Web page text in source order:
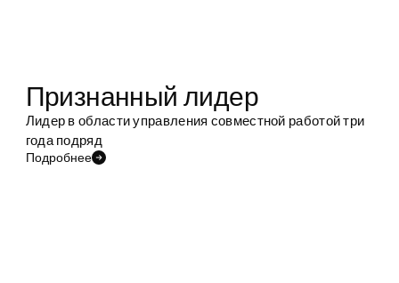
Признанный лидер
Лидер в области управления совместной работой три
года подряд
Подробнее